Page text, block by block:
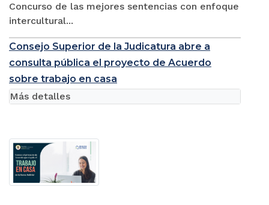
Concurso de las mejores sentencias con enfoque
intercultural...
Consejo Superior de la Judicatura abre a
consulta pública el proyecto de Acuerdo
sobre trabajo en casa
Más detalles